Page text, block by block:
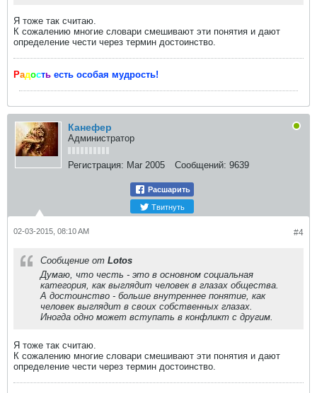
Я тоже так считаю.
К сожалению многие словари смешивают эти понятия и дают
определение чести через термин достоинство.
Радость есть особая мудрость!
Канефер
Администратор
Регистрация: Mar 2005 Сообщений: 9639
Расшарить
Твитнуть
#4
02-03-2015, 08:10 AM
Сообщение от Lotos
Думаю, что честь - это в основном социальная
категория, как выглядит человек в глазах общества.
А достоинство - больше внутреннее понятие, как
человек выглядит в своих собственных глазах.
Иногда одно может вступать в конфликт с другим.
Я тоже так считаю.
К сожалению многие словари смешивают эти понятия и дают
определение чести через термин достоинство.